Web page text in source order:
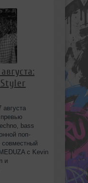
Styler
bass
поп-
с Kevin
и